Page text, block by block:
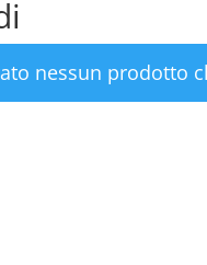
nessun prodotto